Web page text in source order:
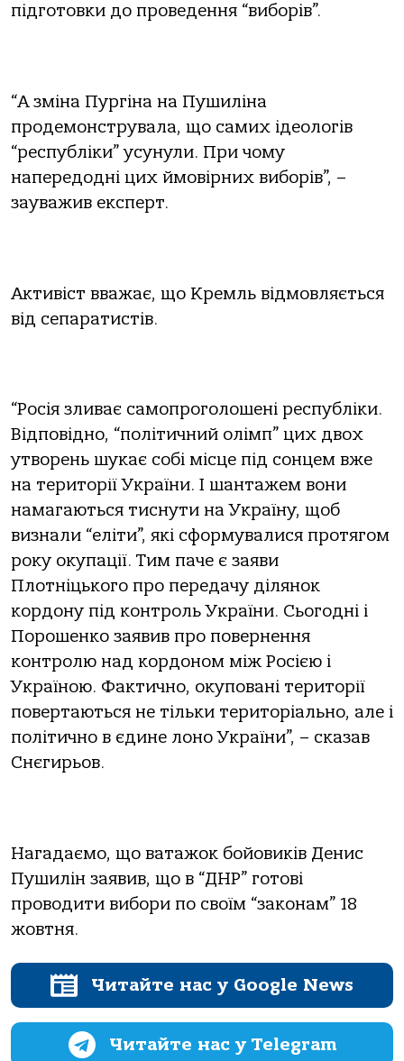
підготовки до проведення “виборів”.
“А зміна Пургіна на Пушиліна
продемонструвала, що самих ідеологів
“республіки” усунули. При чому
напередодні цих ймовірних виборів”, –
зауважив експерт.
Активіст вважає, що Кремль відмовляється
від сепаратистів.
“Росія зливає самопроголошені республіки.
Відповідно, “політичний олімп” цих двох
утворень шукає собі місце під сонцем вже
на території України. І шантажем вони
намагаються тиснути на Україну, щоб
визнали “еліти”, які сформувалися протягом
року окупації. Тим паче є заяви
Плотніцького про передачу ділянок
кордону під контроль України. Сьогодні і
Порошенко заявив про повернення
контролю над кордоном між Росією і
Україною. Фактично, окуповані території
повертаються не тільки територіально, але і
політично в єдине лоно України”, – сказав
Снєгирьов.
Нагадаємо, що ватажок бойовиків Денис
Пушилін заявив, що в “ДНР” готові
проводити вибори по своїм “законам” 18
жовтня.
Читайте нас у Google News
Читайте нас у Telegram